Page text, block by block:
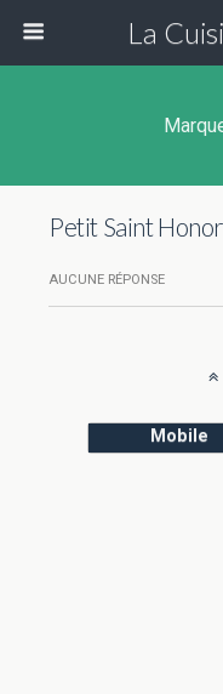
La
Petit Saint
AUCUNE RÉPONSE
Mobile